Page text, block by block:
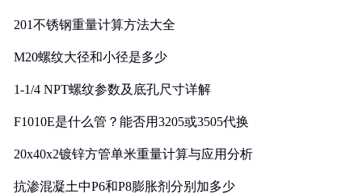
201不锈钢重量计算方法大全
M20螺纹大径和小径是多少
1-1/4 NPT螺纹参数及底孔尺寸详解
F1010E是什么管？能否用3205或3505代换
20x40x2镀锌方管单米重量计算与应用分析
抗渗混凝土中P6和P8膨胀剂分别加多少